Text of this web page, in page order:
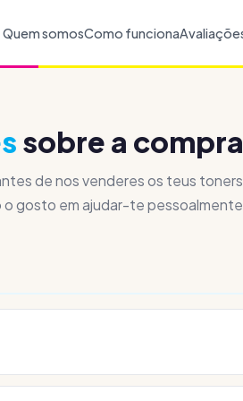
Quem somosComo funciona
sobre a
de nos venderes os teus
gosto em ajudar-te
originalde todas as marcas